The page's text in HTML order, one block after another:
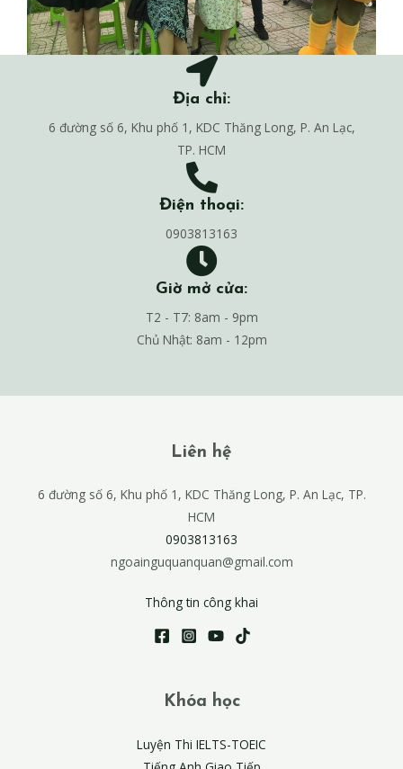
Địa chỉ:
6 đường số 6, Khu phố 1, KDC Thăng Long, P. An Lạc,
TP. HCM
Điện thoại:
0903813163
Giờ mở cửa:
T2 - T7: 8am - 9pm
Chủ Nhật: 8am - 12pm
Liên hệ
6 đường số 6, Khu phố 1, KDC Thăng Long, P. An Lạc, TP.
HCM
0903813163
ngoainguquanquan@gmail.com
Thông tin công khai
Khóa học
Luyện Thi IELTS-TOEIC